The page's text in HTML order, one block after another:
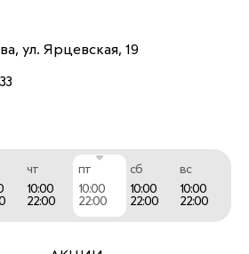
ул. Ярцевская, 19
чт
10:00
22:00
пт
10:00
22:00
сб
10:00
22:00
вс
10:00
22:00